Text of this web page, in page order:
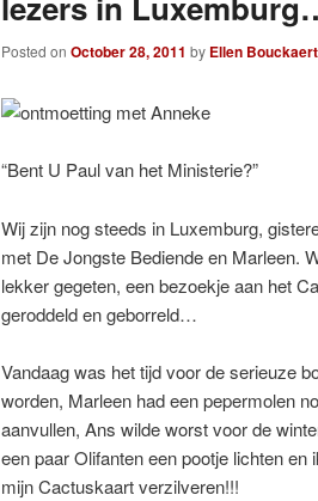
Posted on October 28, 2011 by Ellen Bouckaert
“Bent U Paul van het Ministerie?”
Wij zijn nog steeds in Luxemburg,
met De Jongste Bediende en Marleen.
lekker gegeten, een bezoekje aan het
geroddeld en geborreld…
Vandaag was het tijd voor de serieuze
worden, Marleen had een pepermolen
aanvullen, Ans wilde worst voor de
een paar Olifanten een pootje lichten
mijn Cactuskaart verzilveren!!!